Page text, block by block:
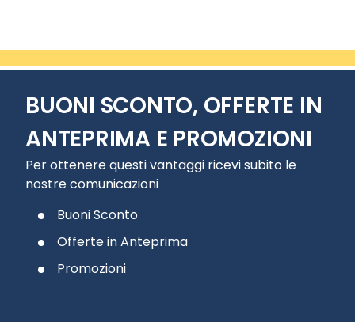
BUONI SCONTO, OFFERTE IN
ANTEPRIMA E PROMOZIONI
Per ottenere questi vantaggi ricevi subito le
nostre comunicazioni
Buoni Sconto
Offerte in Anteprima
Promozioni